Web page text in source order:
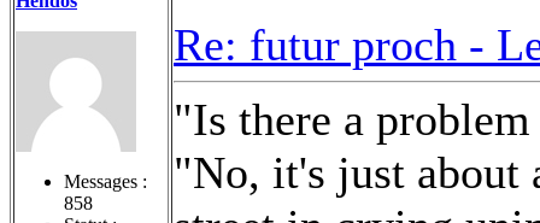
Messages :
858
Re: futur proch -
"Is there a
"No, it's just about